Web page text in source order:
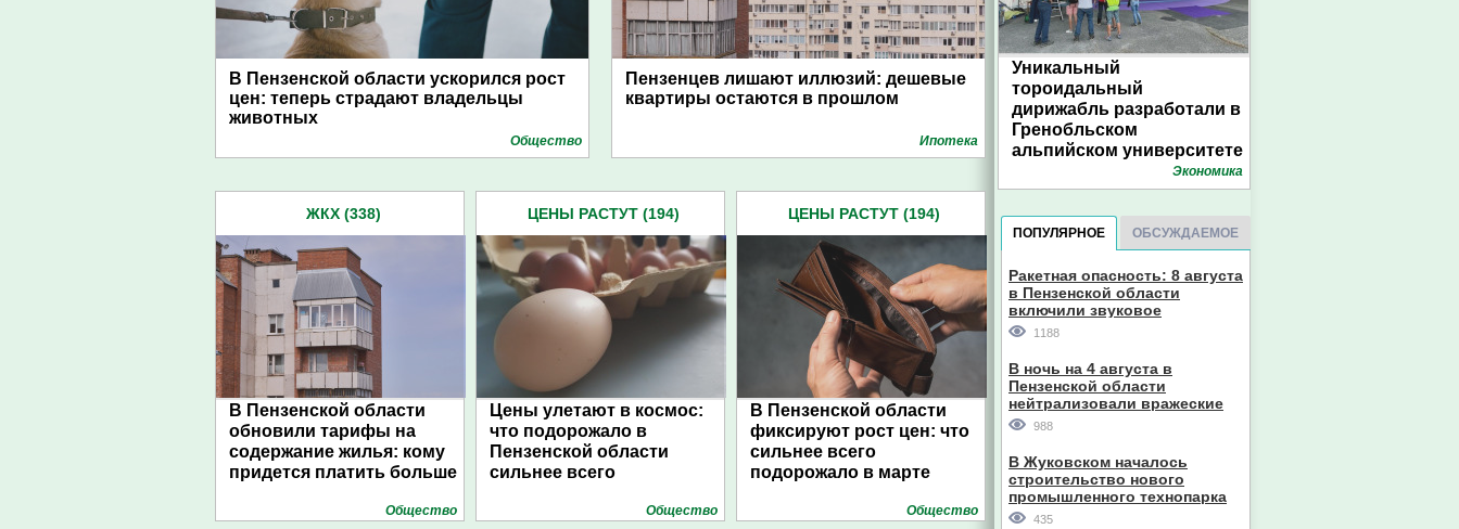
В Пензенской области ускорился рост
цен: теперь страдают владельцы
животных
Общество
Пензенцев лишают иллюзий: дешевые
квартиры остаются в прошлом
Ипотека
ЖКХ (338)
В Пензенской области
обновили тарифы на
содержание жилья: кому
придется платить больше
Общество
ЦЕНЫ РАСТУТ (194)
Цены улетают в космос:
что подорожало в
Пензенской области
сильнее всего
Общество
ЦЕНЫ РАСТУТ (194)
В Пензенской области
фиксируют рост цен: что
сильнее всего
подорожало в марте
Общество
Уникальный
тороидальный
дирижабль разработали в
Гренобльском
альпийском университете
Экономика
ПОПУЛЯРНОЕ ОБСУЖДАЕМОЕ
Ракетная опасность: 8 августа
в Пензенской области
включили звуковое
оповещение
1188
В ночь на 4 августа в
Пензенской области
нейтрализовали вражеские
дроны
988
В Жуковском началось
строительство нового
промышленного технопарка
435